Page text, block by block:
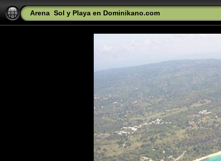
Arena Sol y Playa en Dominikano.com